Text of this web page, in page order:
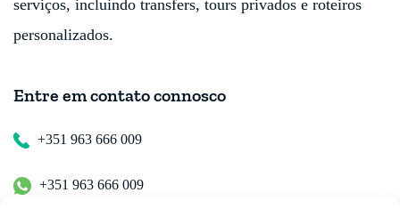
serviços, incluindo transfers, tours privados e roteiros
personalizados.
Entre em contato connosco
+351 963 666 009
+351 963 666 009